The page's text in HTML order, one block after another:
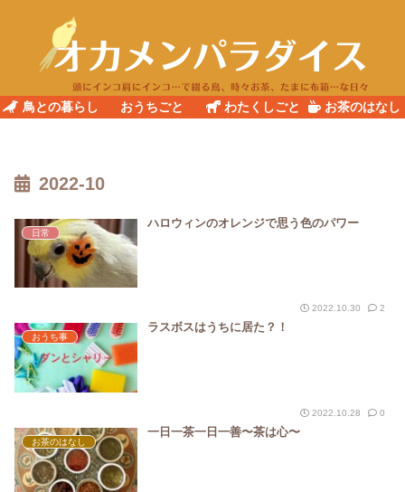
鳥との暮らし おうちごと わたくしごと お茶のはなし
2022-10
日常
ハロウィンのオレンジで思う色のパワー
2022.10.30 2
おうち事
ラスボスはうちに居た？！
2022.10.28 0
お茶のはなし
一日一茶一日一善〜茶は心〜